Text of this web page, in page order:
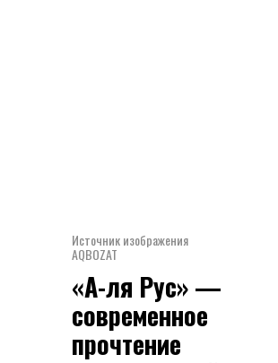
Источник изображения
AQBOZAT
«А-ля Рус» —
современное
прочтение